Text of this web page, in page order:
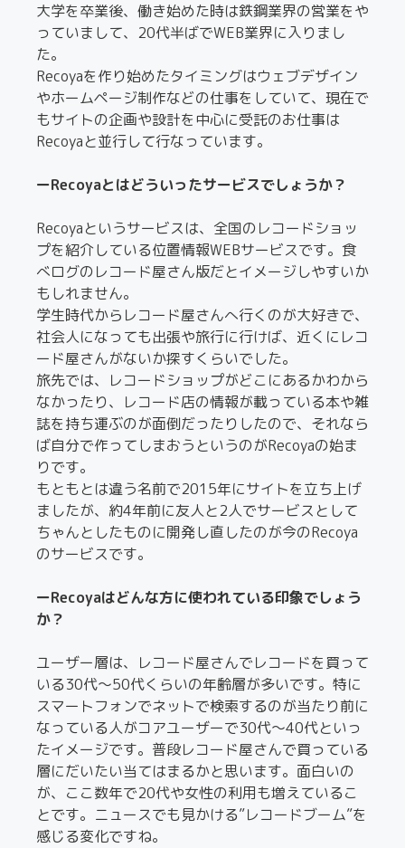
大学を卒業後、働き始めた時は鉄鋼業界の営業をや
っていまして、20代半ばでWEB業界に入りまし
た。
Recoyaを作り始めたタイミングはウェブデザイン
やホームページ制作などの仕事をしていて、現在で
もサイトの企画や設計を中心に受託のお仕事は
Recoyaと並行して行なっています。
ーRecoyaとはどういったサービスでしょうか？
Recoyaというサービスは、全国のレコードショッ
プを紹介している位置情報WEBサービスです。食
べログのレコード屋さん版だとイメージしやすいか
もしれません。
学生時代からレコード屋さんへ行くのが大好きで、
社会人になっても出張や旅行に行けば、近くにレコ
ード屋さんがないか探すくらいでした。
旅先では、レコードショップがどこにあるかわから
なかったり、レコード店の情報が載っている本や雑
誌を持ち運ぶのが面倒だったりしたので、それなら
ば自分で作ってしまおうというのがRecoyaの始ま
りです。
もともとは違う名前で2015年にサイトを立ち上げ
ましたが、約4年前に友人と2人でサービスとして
ちゃんとしたものに開発し直したのが今のRecoya
のサービスです。
ーRecoyaはどんな方に使われている印象でしょう
か？
ユーザー層は、レコード屋さんでレコードを買って
いる30代〜50代くらいの年齢層が多いです。特に
スマートフォンでネットで検索するのが当たり前に
なっている人がコアユーザーで30代〜40代といっ
たイメージです。普段レコード屋さんで買っている
層にだいたい当てはまるかと思います。面白いの
が、ここ数年で20代や女性の利用も増えているこ
とです。ニュースでも見かける”レコードブーム”を
感じる変化ですね。